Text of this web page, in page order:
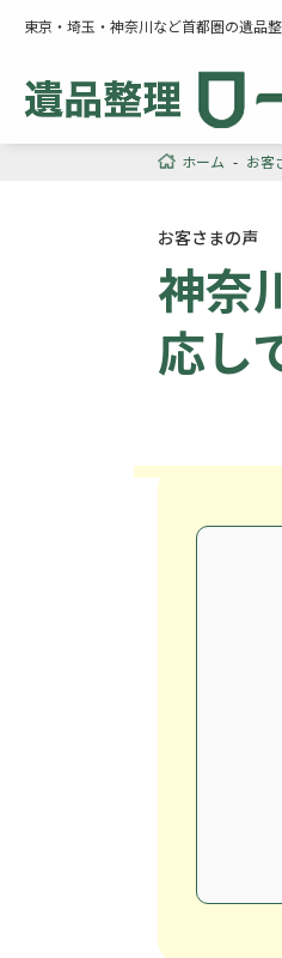
東京・埼玉・神奈川など首都圏の遺品
ホーム - お客
お客さまの声
神奈
応し